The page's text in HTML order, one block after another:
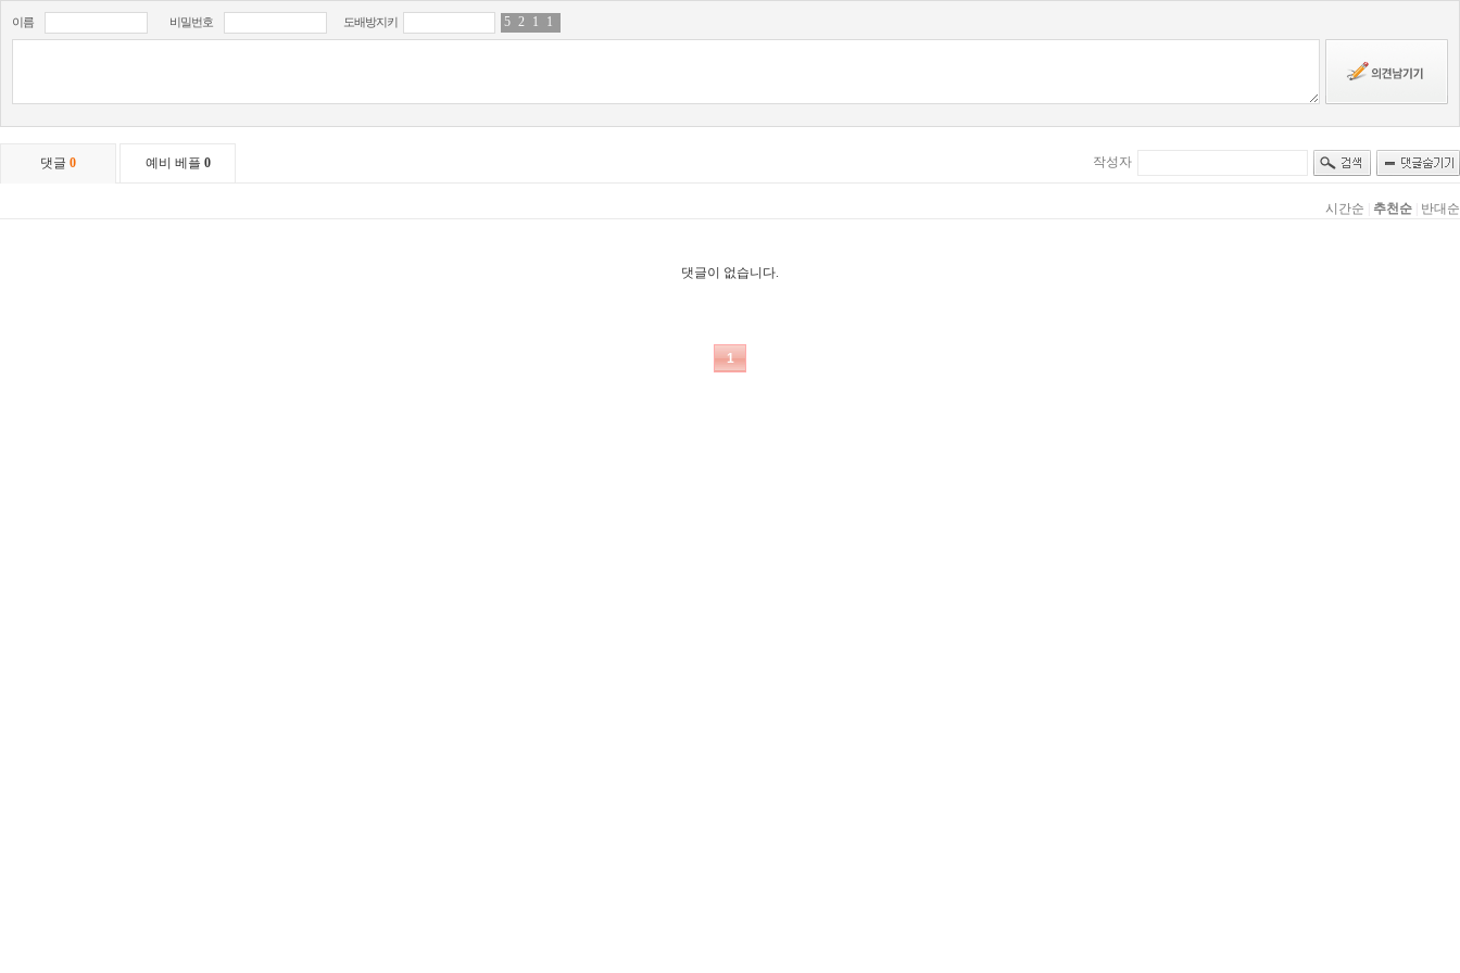
이름 비밀번호 도배방지키 5 2 1 1
댓글 0 예비 베플 0 작성자
시간순 추천순 반대순
댓글이 없습니다.
1